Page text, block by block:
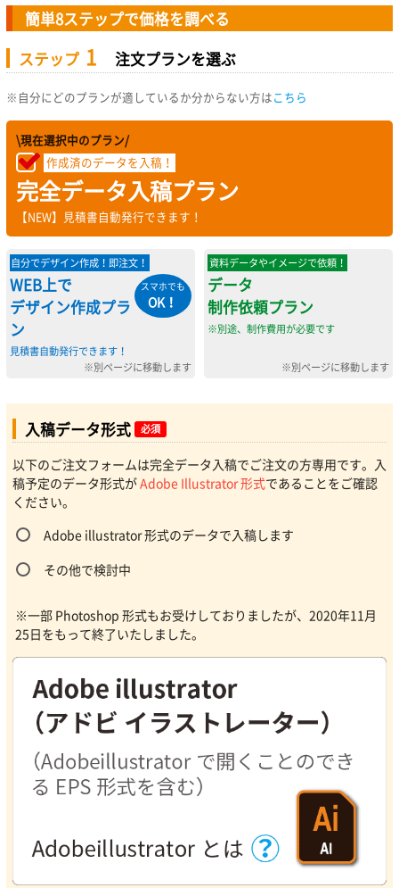
簡単8ステップで価格を調べる
ステップ 1 注文プランを選ぶ
※自分にどのプランが適しているか分からない方はこちら
\現在選択中のプラン/
作成済のデータを入稿！
完全データ入稿プラン
【NEW】見積書自動発行できます！
自分でデザイン作成！即注文！
スマホでも
OK！
WEB上で
デザイン作成プラ
ン
見積書自動発行できます！
※別ページに移動します
資料データやイメージで依頼！
データ
制作依頼プラン
※別途、制作費用が必要です
※別ページに移動します
入稿データ形式 必須
以下のご注文フォームは完全データ入稿でご注文の方専用です。入
稿予定のデータ形式がAdobe Illustrator 形式であることをご確認
ください。
Adobe illustrator 形式のデータで入稿します
その他で検討中
※一部 Photoshop 形式もお受けしておりましたが、2020年11月
25日をもって終了いたしました。